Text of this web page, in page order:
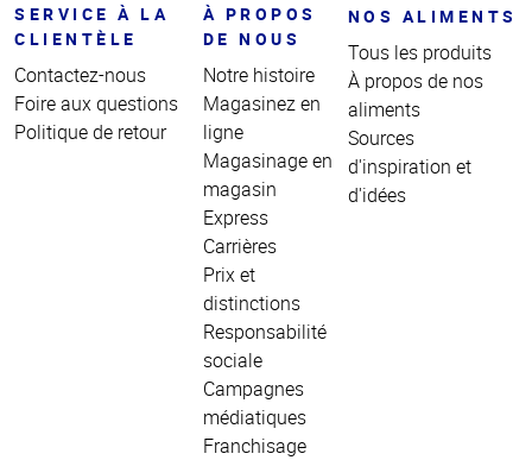
SERVICE À LA
CLIENTÈLE
Contactez-nous
Foire aux questions
Politique de retour
À PROPOS
DE NOUS
Notre histoire
Magasinez en
ligne
Magasinage en
magasin
Express
Carrières
Prix et
distinctions
Responsabilité
sociale
Campagnes
médiatiques
Franchisage
NOS ALIMENTS
Tous les produits
À propos de nos
aliments
Sources
d'inspiration et
d'idées